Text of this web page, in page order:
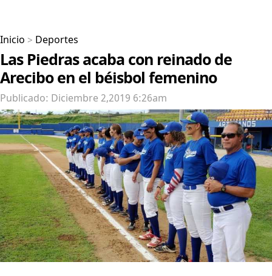
Inicio > Deportes
Las Piedras acaba con reinado de
Arecibo en el béisbol femenino
Publicado: Diciembre 2,2019 6:26am